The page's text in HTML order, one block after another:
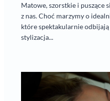
Matowe, szorstkie i puszące
z nas. Choć marzymy o
które spektakularnie odbijają
stylizacja...